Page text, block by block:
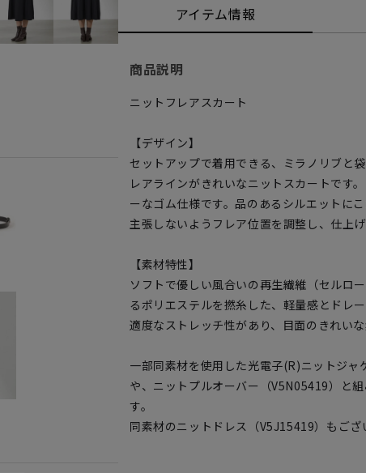
アイテム情報
商品説明
ニットフレアスカート
【デザイン】
セットアップで着用できる、ミラノリブと
レアラインがきれいなニットスカートです
ーなゴム仕様です。品のあるシルエットに
主張しないようフレア位置を調整し、仕上げ
【素材特性】
ソフトで優しい風合いの再生繊維（セルロ
るポリエステルを撚糸した、軽量感とドレー
適度なストレッチ性があり、目面のきれいな
一部同素材を使用した光電子(R)ニットジャ
や、ニットプルオーバー（V5N05419）と
す。
同素材のニットドレス（V5J15419）もござ